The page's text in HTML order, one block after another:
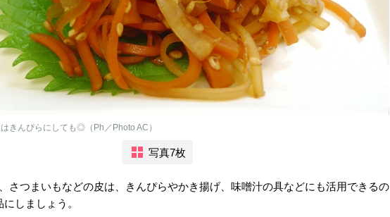
きんぴらにしても◎（Ph／Photo AC）
写真7枚
さつまいもなどの皮は、きんぴらやかき揚げ、味噌汁の具などにも活用できるの
しましょう。